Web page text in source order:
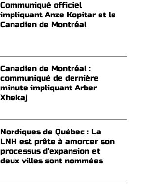
Communiqué officiel
impliquant Anze Kopitar et le
Canadien de Montréal
Canadien de Montréal :
communiqué de dernière
minute impliquant Arber
Xhekaj
Nordiques de Québec : La
LNH est prête à amorcer son
processus d'expansion et
deux villes sont nommées